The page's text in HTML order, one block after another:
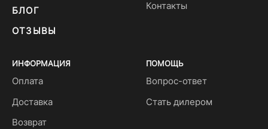
БЛОГ
ОТЗЫВЫ
Контакты
ИНФОРМАЦИЯ
Оплата
Доставка
Возврат
ПОМОЩЬ
Вопрос-ответ
Стать дилером